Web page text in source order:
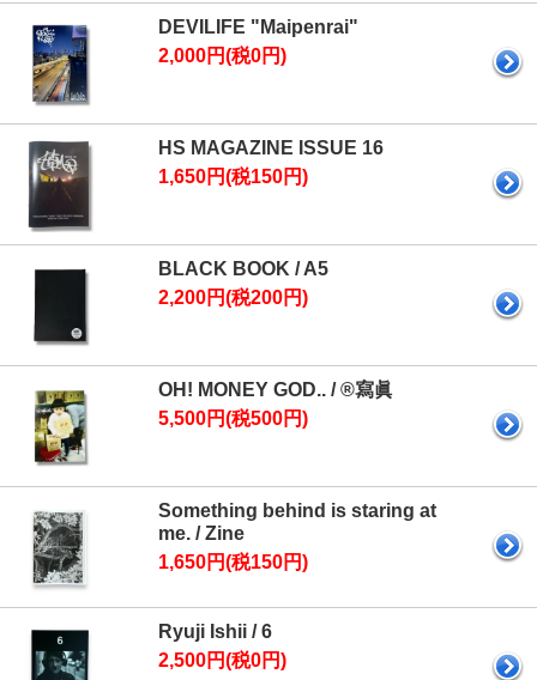
DEVILIFE "Maipenrai"
2,000円(税0円)
HS MAGAZINE ISSUE 16
1,650円(税150円)
BLACK BOOK / A5
2,200円(税200円)
OH! MONEY GOD.. / ®️寫眞
5,500円(税500円)
Something behind is staring at
me. / Zine
1,650円(税150円)
Ryuji Ishii / 6
2,500円(税0円)